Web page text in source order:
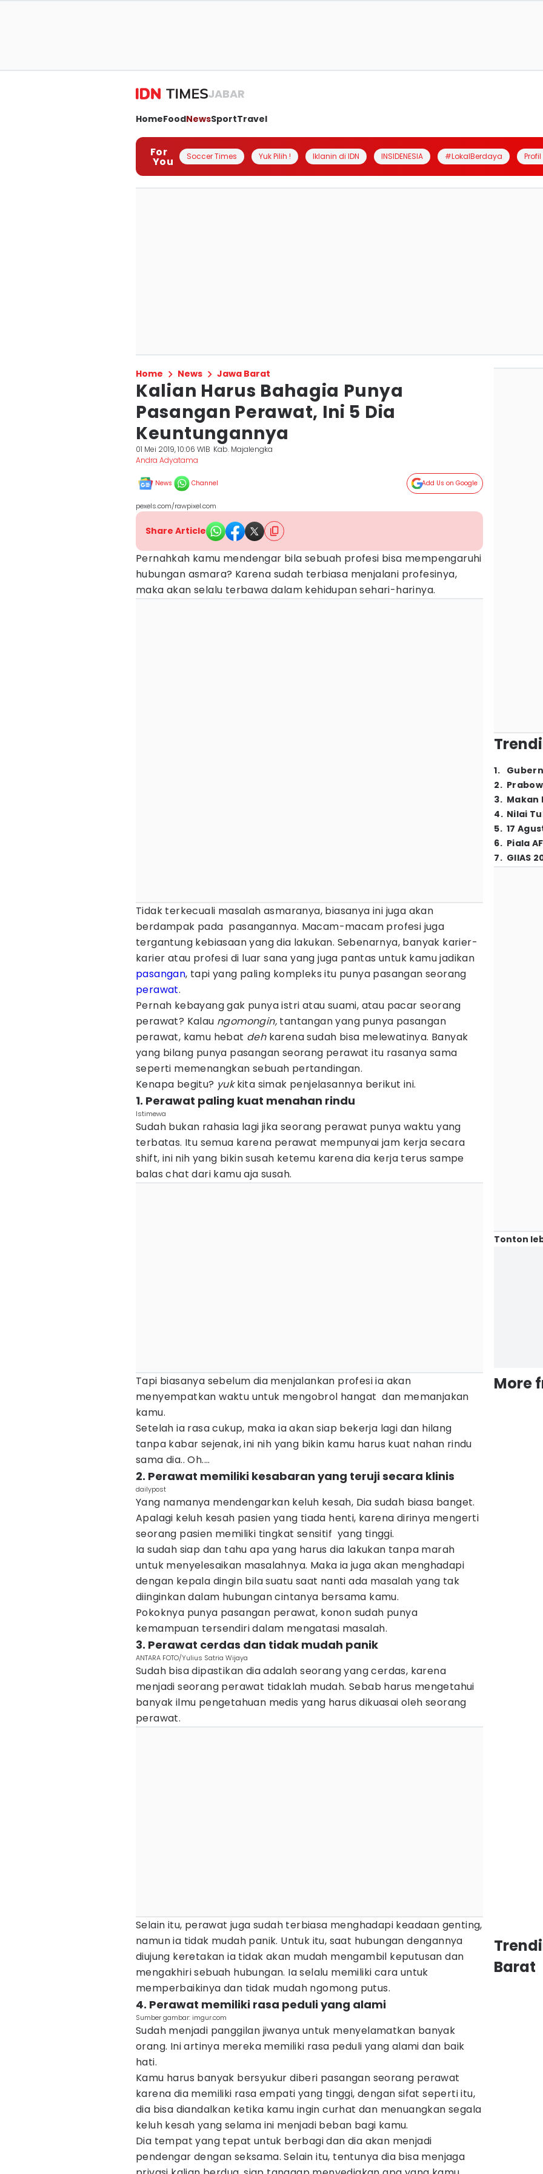
JABAR
HomeFoodNewsSportTravel
For
You Soccer Times Yuk Pilih ! Iklanin di IDN INSIDENESIA #LokalBerdaya
Home News Jawa Barat
Kalian Harus Bahagia Punya
Pasangan Perawat, Ini 5 Dia
Keuntungannya
01 Mei 2019, 10:06 WIB Kab. Majalengka
Andra Adyatama
News Channel Add Us on Google
pexels.com/rawpixel.com
Share Article
Pernahkah kamu mendengar bila sebuah profesi bisa mempengaruhi
hubungan asmara? Karena sudah terbiasa menjalani profesinya,
maka akan selalu terbawa dalam kehidupan sehari-harinya.
Tidak terkecuali masalah asmaranya, biasanya ini juga akan
berdampak pada pasangannya. Macam-macam profesi juga
tergantung kebiasaan yang dia lakukan. Sebenarnya, banyak karier-
karier atau profesi di luar sana yang juga pantas untuk kamu jadikan
pasangan, tapi yang paling kompleks itu punya pasangan seorang
perawat.
Pernah kebayang gak punya istri atau suami, atau pacar seorang
perawat? Kalau ngomongin, tantangan yang punya pasangan
perawat, kamu hebat dehkarena sudah bisa melewatinya. Banyak
yang bilang punya pasangan seorang perawat itu rasanya sama
seperti memenangkan sebuah pertandingan.
Kenapa begitu? yukkita simak penjelasannya berikut ini.
1. Perawat paling kuat menahan rindu
Istimewa
Sudah bukan rahasia lagi jika seorang perawat punya waktu yang
terbatas. Itu semua karena perawat mempunyai jam kerja secara
shift, ini nih yang bikin susah ketemu karena dia kerja terus sampe
balas chat dari kamu aja susah.
Tapi biasanya sebelum dia menjalankan profesi ia akan
menyempatkan waktu untuk mengobrol hangat dan memanjakan
kamu.
Setelah ia rasa cukup, maka ia akan siap bekerja lagi dan hilang
tanpa kabar sejenak, ini nih yang bikin kamu harus kuat nahan rindu
sama dia.. Oh....
2. Perawat memiliki kesabaran yang teruji secara klinis
dailypost
Yang namanya mendengarkan keluh kesah, Dia sudah biasa banget.
Apalagi keluh kesah pasien yang tiada henti, karena dirinya mengerti
seorang pasien memiliki tingkat sensitif yang tinggi.
Ia sudah siap dan tahu apa yang harus dia lakukan tanpa marah
untuk menyelesaikan masalahnya. Maka ia juga akan menghadapi
dengan kepala dingin bila suatu saat nanti ada masalah yang tak
diinginkan dalam hubungan cintanya bersama kamu.
Pokoknya punya pasangan perawat, konon sudah punya
kemampuan tersendiri dalam mengatasi masalah.
3. Perawat cerdas dan tidak mudah panik
ANTARA FOTO/Yulius Satria Wijaya
Sudah bisa dipastikan dia adalah seorang yang cerdas, karena
menjadi seorang perawat tidaklah mudah. Sebab harus mengetahui
banyak ilmu pengetahuan medis yang harus dikuasai oleh seorang
perawat.
Selain itu, perawat juga sudah terbiasa menghadapi keadaan genting,
namun ia tidak mudah panik. Untuk itu, saat hubungan dengannya
diujung keretakan ia tidak akan mudah mengambil keputusan dan
mengakhiri sebuah hubungan. Ia selalu memiliki cara untuk
memperbaikinya dan tidak mudah ngomong putus.
4. Perawat memiliki rasa peduli yang alami
Sumber gambar: imgur.com
Sudah menjadi panggilan jiwanya untuk menyelamatkan banyak
orang. Ini artinya mereka memiliki rasa peduli yang alami dan baik
hati.
Kamu harus banyak bersyukur diberi pasangan seorang perawat
karena dia memiliki rasa empati yang tinggi, dengan sifat seperti itu,
dia bisa diandalkan ketika kamu ingin curhat dan menuangkan segala
keluh kesah yang selama ini menjadi beban bagi kamu.
Dia tempat yang tepat untuk berbagi dan dia akan menjadi
pendengar dengan seksama. Selain itu, tentunya dia bisa menjaga
1.
2.
3. Makan
4. Nilai
5. 17
6. Piala
7. GIIAS
Tonton
More
Barat